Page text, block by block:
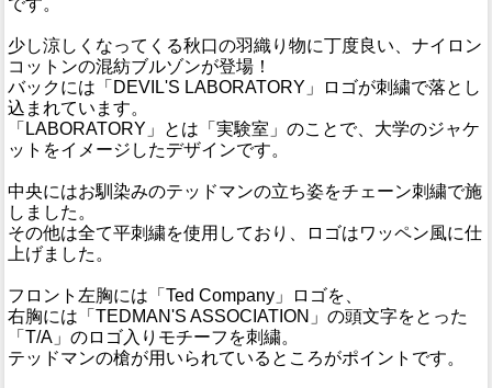
少し涼しくなってくる秋口の羽織り物に丁度良い、ナイロン
コットンの混紡ブルゾンが登場！
バックには「DEVIL'S LABORATORY」ロゴが刺繍で落とし
込まれています。
「LABORATORY」とは「実験室」のことで、大学のジャケ
ットをイメージしたデザインです。
中央にはお馴染みのテッドマンの立ち姿をチェーン刺繍で施
しました。
その他は全て平刺繍を使用しており、ロゴはワッペン風に仕
上げました。
フロント左胸には「Ted Company」ロゴを、
右胸には「TEDMAN'S ASSOCIATION」の頭文字をとった
「T/A」のロゴ入りモチーフを刺繍。
テッドマンの槍が用いられているところがポイントです。